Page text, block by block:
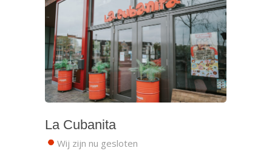
La Cubanita
Wij zijn nu gesloten